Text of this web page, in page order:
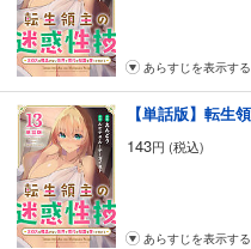
あらすじを表示する
143円 (税込)
あらすじを表示する